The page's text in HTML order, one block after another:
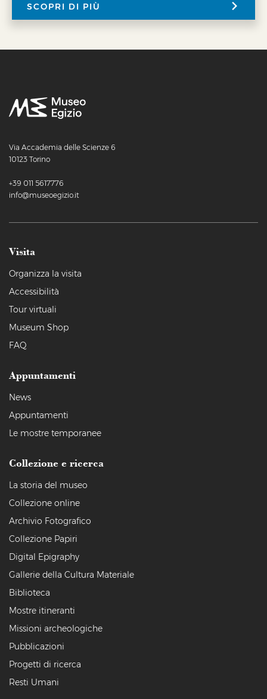
SCOPRI DI PIÙ
Via Accademia delle Scienze 6
10123 Torino
+39 011 5617776
info@museoegizio.it
Visita
Organizza la visita
Accessibilità
Tour virtuali
Museum Shop
FAQ
Appuntamenti
News
Appuntamenti
Le mostre temporanee
Collezione e ricerca
La storia del museo
Collezione online
Archivio Fotografico
Collezione Papiri
Digital Epigraphy
Gallerie della Cultura Materiale
Biblioteca
Mostre itineranti
Missioni archeologiche
Pubblicazioni
Progetti di ricerca
Resti Umani